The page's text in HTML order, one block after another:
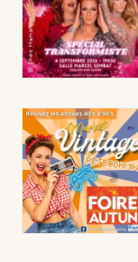
71 - Saône-
Choisir mes
Mon email